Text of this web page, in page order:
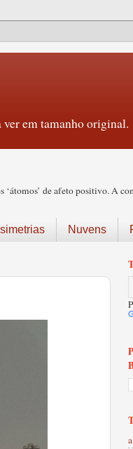
em tamanho original.
‘átomos’ de afeto positivo. A
Nuvens